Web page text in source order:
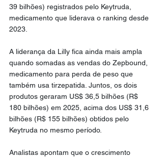
39 bilhões) registrados pelo Keytruda,
medicamento que liderava o ranking desde
2023.
A liderança da Lilly fica ainda mais ampla
quando somadas as vendas do Zepbound,
medicamento para perda de peso que
também usa tirzepatida. Juntos, os dois
produtos geraram US$ 36,5 bilhões (R$
180 bilhões) em 2025, acima dos US$ 31,6
bilhões (R$ 155 bilhões) obtidos pelo
Keytruda no mesmo período.
Analistas apontam que o crescimento